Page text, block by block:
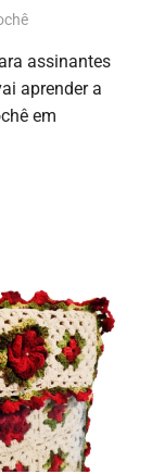
,Crochê Jogo de
Todas as
assinantes
aprender a
em